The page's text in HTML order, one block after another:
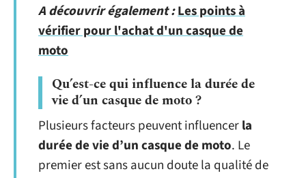
A découvrir également :Les points à
vérifier pour l'achat d'un casque de
moto
Qu’est-ce qui influence la durée de
vie d’un casque de moto ?
Plusieurs facteurs peuvent influencerla
durée de vie d’un casque de moto. Le
premier est sans aucun doute la qualité de